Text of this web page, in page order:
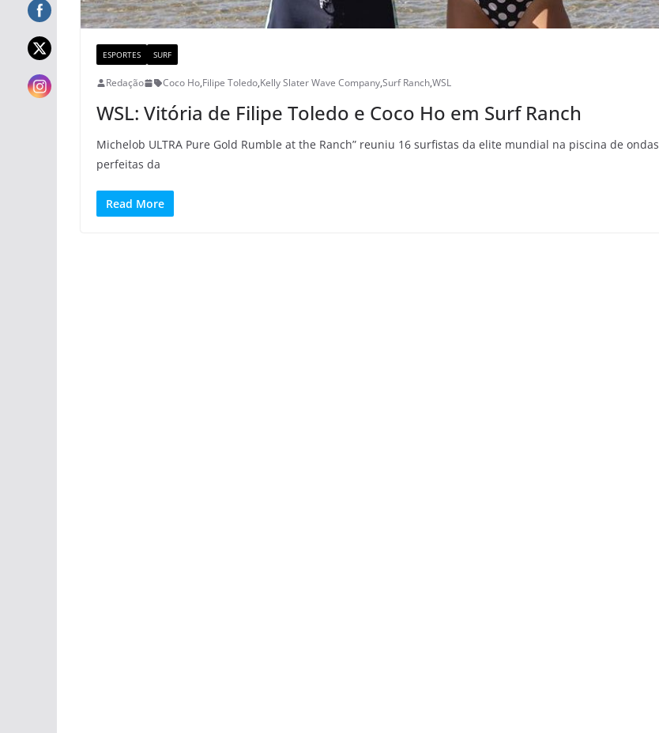
ESPORTES SURF
Redação Coco Ho,Filipe Toledo,Kelly Slater Wave Company,Surf Ranch,WSL
WSL: Vitória de Filipe Toledo e Coco Ho em Surf Ranch
Michelob ULTRA Pure Gold Rumble at the Ranch” reuniu 16 surfistas da elite mundial na piscina de ondas
perfeitas da
Read More